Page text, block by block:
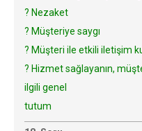
? Nezaket
? Müşteriye saygı
? Müşteri ile etkili iletişim
? Hizmet sağlayanın,
ilgili genel
tutum